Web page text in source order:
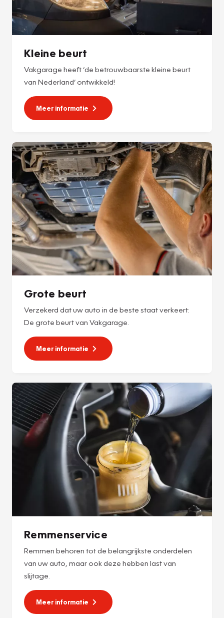
Kleine beurt
Vakgarage heeft ‘de betrouwbaarste kleine beurt
van Nederland’ ontwikkeld!
Meer informatie
Grote beurt
Verzekerd dat uw auto in de beste staat verkeert:
De grote beurt van Vakgarage.
Meer informatie
Remmenservice
Remmen behoren tot de belangrijkste onderdelen
van uw auto, maar ook deze hebben last van
slijtage.
Meer informatie